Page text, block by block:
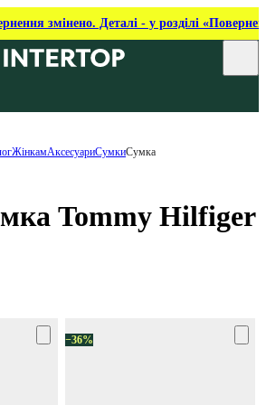
змінено. Деталі - у розділі
ЖінкамАксесуариСумкиСумка
Tommy Hilfiger
−36%